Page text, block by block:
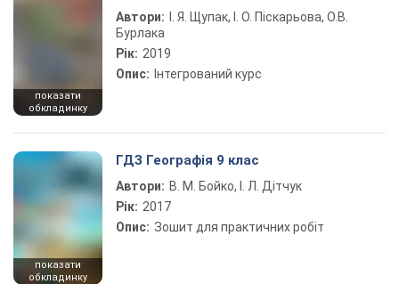
показати
обкладинку
Автори:
І. Я. Щупак, І. О. Піскарьова, О.В.
Бурлака
Рік: 2019
Опис: Інтегрований курс
показати
обкладинку
ГДЗ Географія 9 клас
Автори: В. М. Бойко, І. Л. Дітчук
Рік: 2017
Опис: Зошит для практичних робіт